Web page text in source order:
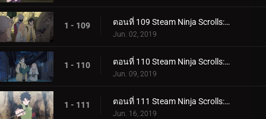
1 - 109 ตอนที่ 109 Steam Ninja Scrolls: มันฝรั่งแผ่นทอดและก้อนหินยักษ์!
Jun. 02, 2019
1 - 110 ตอนที่ 110 Steam Ninja Scrolls: น้ำพุร้อนฟื้นคืนชีพ!
Jun. 09, 2019
1 - 111 ตอนที่ 111 Steam Ninja Scrolls: ราชาแห่งมิไร!
Jun. 16, 2019